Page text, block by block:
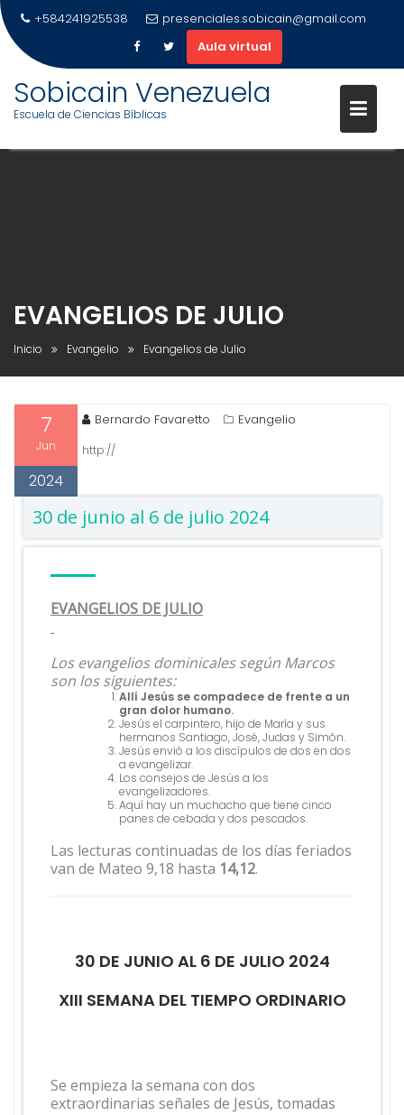
+584241925538
presenciales.sobicain@gmail.com
Aula virtual
Sobicain Venezuela
Escuela de Ciencias Bíblicas
EVANGELIOS DE JULIO
Inicio Evangelio Evangelios de Julio
7
Jun
2024
Bernardo Favaretto Evangelio
http://
30 de junio al 6 de julio 2024
EVANGELIOS DE JULIO
Los evangelios dominicales según Marcos
son los siguientes:
Allí Jesús se compadece de frente a un
gran dolor humano.
Jesús el carpintero, hijo de María y sus
hermanos Santiago, José, Judas y Simón.
Jesús envió a los discípulos de dos en dos
a evangelizar.
Los consejos de Jesús a los
evangelizadores.
Aquí hay un muchacho que tiene cinco
panes de cebada y dos pescados.
Las lecturas continuadas de los días feriados
van de Mateo 9,18 hasta 14,12.
30 DE JUNIO AL 6 DE JULIO 2024
XIII SEMANA DEL TIEMPO ORDINARIO
Se empieza la semana con dos
extraordinarias señales de Jesús, tomadas